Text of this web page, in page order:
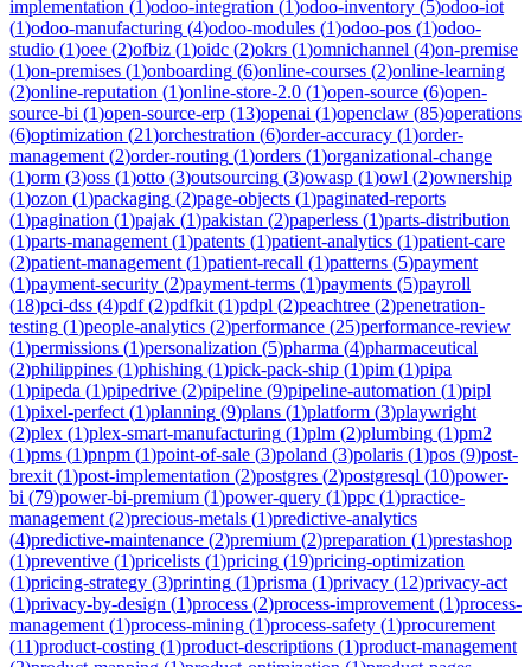
implementation (1)odoo-integration (1)odoo-inventory (5)odoo-iot
(1)odoo-manufacturing (4)odoo-modules (1)odoo-pos (1)odoo-
studio (1)oee (2)ofbiz (1)oidc (2)okrs (1)omnichannel (4)on-premise
(1)on-premises (1)onboarding (6)online-courses (2)online-learning
(2)online-reputation (1)online-store-2.0 (1)open-source (6)open-
source-bi (1)open-source-erp (13)openai (1)openclaw (85)operations
(6)optimization (21)orchestration (6)order-accuracy (1)order-
management (2)order-routing (1)orders (1)organizational-change
(1)orm (3)oss (1)otto (3)outsourcing (3)owasp (1)owl (2)ownership
(1)ozon (1)packaging (2)page-objects (1)paginated-reports
(1)pagination (1)pajak (1)pakistan (2)paperless (1)parts-distribution
(1)parts-management (1)patents (1)patient-analytics (1)patient-care
(2)patient-management (1)patient-recall (1)patterns (5)payment
(1)payment-security (2)payment-terms (1)payments (5)payroll
(18)pci-dss (4)pdf(2)pdfkit (1)pdpl (2)peachtree (2)penetration-
testing (1)people-analytics (2)performance (25)performance-review
(1)permissions (1)personalization (5)pharma (4)pharmaceutical
(2)philippines (1)phishing (1)pick-pack-ship (1)pim (1)pipa
(1)pipeda (1)pipedrive (2)pipeline (9)pipeline-automation (1)pipl
(1)pixel-perfect (1)planning (9)plans (1)platform (3)playwright
(2)plex (1)plex-smart-manufacturing (1)plm (2)plumbing (1)pm2
(1)pms (1)pnpm (1)point-of-sale (3)poland (3)polaris (1)pos (9)post-
brexit (1)post-implementation (2)postgres (2)postgresql (10)power-
bi (79)power-bi-premium (1)power-query (1)ppc (1)practice-
management (2)precious-metals (1)predictive-analytics
(4)predictive-maintenance (2)premium (2)preparation (1)prestashop
(1)preventive (1)pricelists (1)pricing (19)pricing-optimization
(1)pricing-strategy (3)printing (1)prisma (1)privacy (12)privacy-act
(1)privacy-by-design (1)process (2)process-improvement (1)process-
management (1)process-mining (1)process-safety (1)procurement
(11)product-costing (1)product-descriptions (1)product-management